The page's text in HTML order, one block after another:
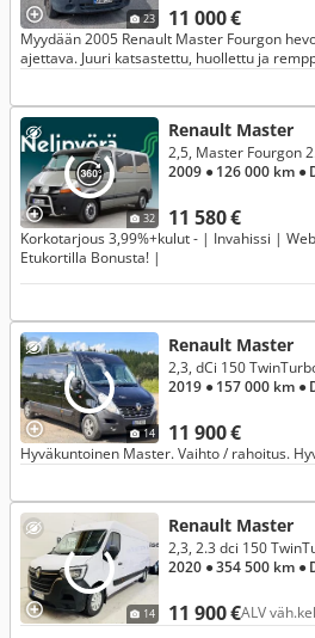
23 11 000 €
Myydään 2005 Renault Master Fourgon
ajettava. Juuri katsastettu, huollettu ja remppaa tehty. Kilsoja 229091.
32
Renault Master
11 580 €
2009 ● 126 000 km ●
Korkotarjous 3,99%+kulut - | Invahissi |
Etukortilla Bonusta! |
14
Renault Master
11 900 €
2,3, dCi 150
2019 ● 157 000 km ●
Hyväkuntoinen Master. Vaihto / rahoitus.
14
Renault Master
11 900 €ALV
2020 ● 354 500 km ●